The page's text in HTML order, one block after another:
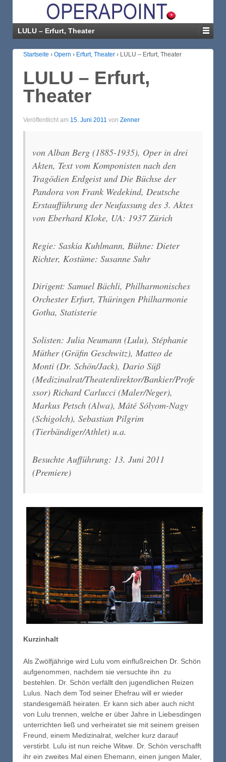
LULU – Erfurt, Theater
Startseite › Opern › Erfurt, Theater › LULU – Erfurt, Theater
LULU – Erfurt,
Theater
Veröffentlicht am 15. Juni 2011 von Zenner
von Alban Berg (1885-1935), Oper in drei
Akten, Text vom Komponisten nach den
Tragödien Erdgeistund Die Büchse der
Pandora von Frank Wedekind, Deutsche
Erstaufführung der Neufassung des 3. Aktes
von Eberhard Kloke, UA: 1937 Zürich
Regie: Saskia Kuhlmann, Bühne: Dieter
Richter, Kostüme: Susanne Suhr
Dirigent: Samuel Bächli, Philharmonisches
Orchester Erfurt, Thüringen Philharmonie
Gotha, Statisterie
Solisten: Julia Neumann (Lulu), Stéphanie
Müther (Gräfin Geschwitz), Matteo de
Monti (Dr. Schön/Jack), Dario Süß
(Medizinalrat/Theaterdirektor/Bankier/Profe
ssor) Richard Carlucci (Maler/Neger),
Markus Petsch (Alwa), Máté Sólyom-Nagy
(Schigolch), Sebastian Pilgrim
(Tierbändiger/Athlet) u.a.
Besuchte Aufführung: 13. Juni 2011
(Premiere)
Kurzinhalt
Als Zwölfjährige wird Lulu vom einflußreichen Dr. Schön
aufgenommen, nachdem sie versuchte ihn zu
bestehlen. Dr. Schön verfällt den jugendlichen Reizen
Lulus. Nach dem Tod seiner Ehefrau will er wieder
standesgemäß heiraten. Er kann sich aber auch nicht
von Lulu trennen, welche er über Jahre in Liebesdingen
unterrichten ließ und verheiratet sie mit seinem greisen
Freund, einem Medizinalrat, welcher kurz darauf
verstirbt. Lulu ist nun reiche Witwe. Dr. Schön verschafft
ihr ein zweites Mal einen Ehemann, einen jungen Maler,